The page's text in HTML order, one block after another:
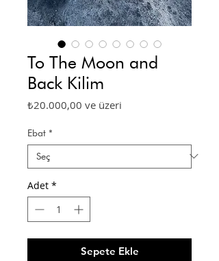
To The Moon and
Back Kilim
₺20.000,00 ve üzeri
Ebat *
Adet *
Sepete Ekle